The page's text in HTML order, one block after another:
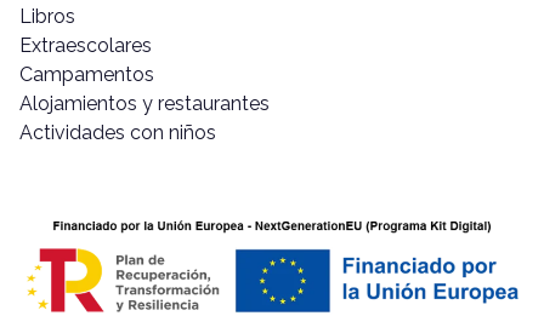
Libros
Extraescolares
Campamentos
Alojamientos y restaurantes
Actividades con niños